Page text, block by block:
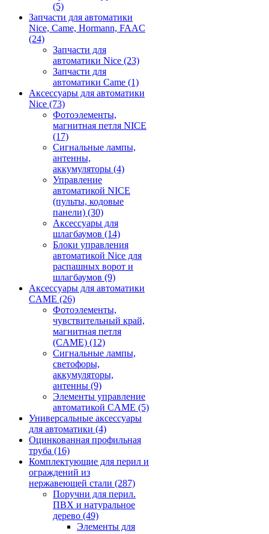
(5)
Запчасти для автоматики
Nice, Came, Hormann, FAAC
(24)
Запчасти для
автоматики Nice (23)
Запчасти для
автоматики Came (1)
Аксессуары для автоматики
Nice (73)
Фотоэлементы,
магнитная петля NICE
(17)
Сигнальные лампы,
антенны,
аккумуляторы (4)
Управление
автоматикой NICE
(пульты, кодовые
панели) (30)
Аксессуары для
шлагбаумов (14)
Блоки управления
автоматикой Nice для
распашных ворот и
шлагбаумов (9)
Аксессуары для автоматики
CAME (26)
Фотоэлементы,
чувствительный край,
магнитная петля
(CAME) (12)
Сигнальные лампы,
светофоры,
аккумуляторы,
антенны (9)
Элементы управление
автоматикой CAME (5)
Универсальные аксессуары
для автоматики (4)
Оцинкованная профильная
труба (16)
Комплектующие для перил и
ограждений из
нержавеющей стали (287)
Поручни для перил.
ПВХ и натуральное
дерево (49)
Элементы для